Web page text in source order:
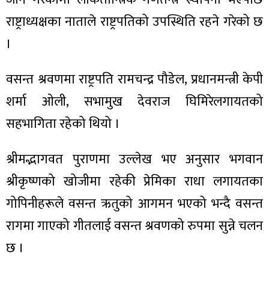
राष्ट्राध्यक्षका नाताले राष्ट्रपतिको उपस्थिति रहने गरेको छ
।
वसन्त श्रवणमा राष्ट्रपति रामचन्द्र पौडेल, प्रधानमन्त्री केपी
शर्मा ओली, सभामुख देवराज घिमिरेलगायतको
सहभागिता रहेको थियो ।
श्रीमद्भागवत पुराणमा उल्लेख भए अनुसार भगवान
श्रीकृष्णको खोजीमा रहेकी प्रेमिका राधा लगायतका
गोपिनीहरूले वसन्त ऋतुको आगमन भएको भन्दै वसन्त
रागमा गाएको गीतलाई वसन्त श्रवणको रुपमा सुन्ने चलन
छ ।